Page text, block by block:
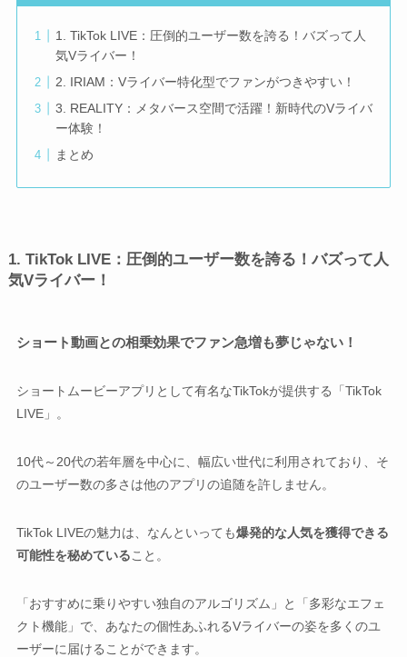
1. TikTok LIVE：圧倒的ユーザー数を誇る！バズって人
気Vライバー！
2. IRIAM：Vライバー特化型でファンがつきやすい！
3. REALITY：メタバース空間で活躍！新時代のVライバ
ー体験！
まとめ
1. TikTok LIVE：圧倒的ユーザー数を誇る！バズって人
気Vライバー！
ショート動画との相乗効果でファン急増も夢じゃない！
ショートムービーアプリとして有名なTikTokが提供する「TikTok
LIVE」。
10代～20代の若年層を中心に、幅広い世代に利用されており、そ
のユーザー数の多さは他のアプリの追随を許しません。
TikTok LIVEの魅力は、なんといっても爆発的な人気を獲得できる
可能性を秘めていること。
「おすすめに乗りやすい独自のアルゴリズム」と「多彩なエフェ
クト機能」で、あなたの個性あふれるVライバーの姿を多くのユ
ーザーに届けることができます。